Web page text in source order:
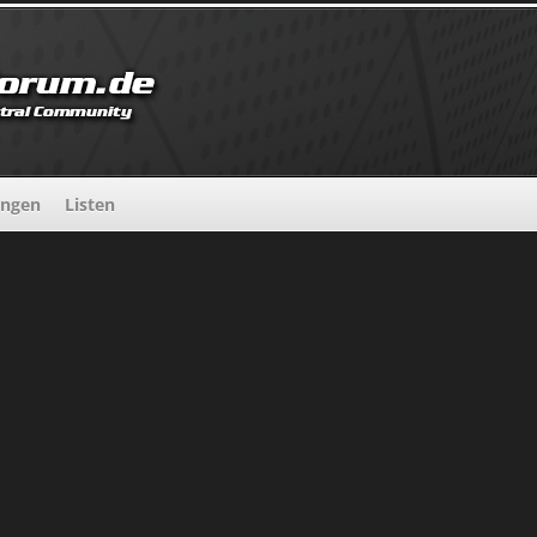
Listen